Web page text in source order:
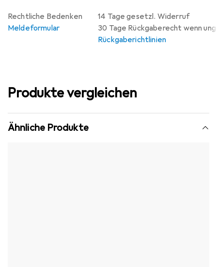
14 Tage gesetzl. Widerruf
30 Tage Rückgaberecht wenn
Rückgaberichtlinien
Rechtliche Bedenken
Meldeformular
Produkte vergleichen
Ähnliche Produkte